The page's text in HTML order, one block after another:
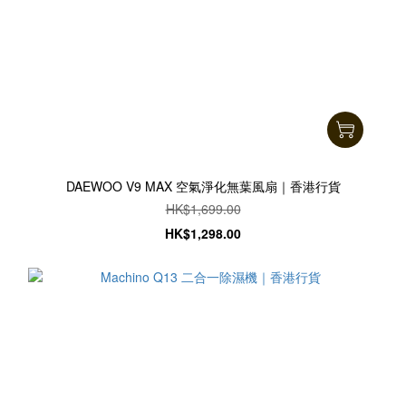
DAEWOO V9 MAX 空氣淨化無葉風扇｜香港行貨
HK$1,699.00
HK$1,298.00